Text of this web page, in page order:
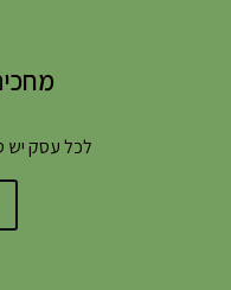
לכל עסק יש